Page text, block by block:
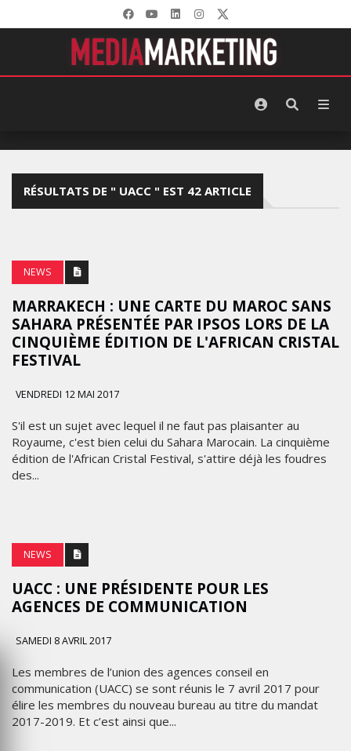
RÉSULTATS DE " UACC " EST 42 ARTICLE
NEWS
MARRAKECH : UNE CARTE DU MAROC SANS
SAHARA PRÉSENTÉE PAR IPSOS LORS DE LA
CINQUIÈME ÉDITION DE L'AFRICAN CRISTAL
FESTIVAL
VENDREDI 12 MAI 2017
S'il est un sujet avec lequel il ne faut pas plaisanter au
Royaume, c'est bien celui du Sahara Marocain. La cinquième
édition de l'African Cristal Festival, s'attire déjà les foudres
des...
NEWS
UACC : UNE PRÉSIDENTE POUR LES
AGENCES DE COMMUNICATION
SAMEDI 8 AVRIL 2017
Les membres de l’union des agences conseil en
communication (UACC) se sont réunis le 7 avril 2017 pour
élire les membres du nouveau bureau au titre du mandat
2017-2019. Et c’est ainsi que...